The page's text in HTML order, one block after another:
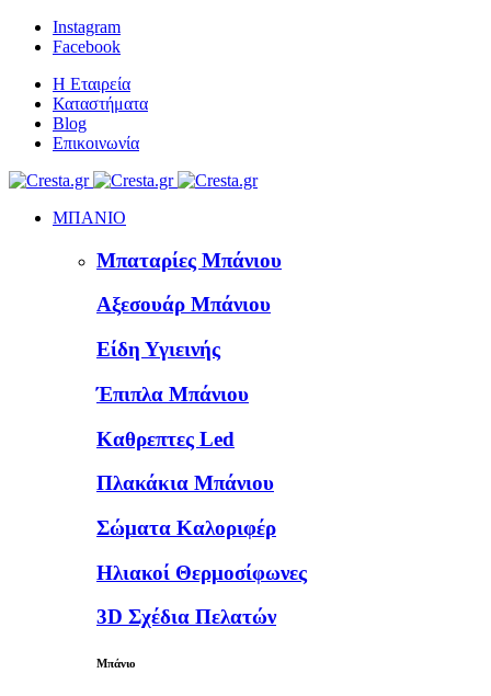
Instagram
Facebook
Η Εταιρεία
Καταστήματα
Blog
Επικοινωνία
ΜΠΑΝΙΟ
Μπαταρίες Μπάνιου
Αξεσουάρ Μπάνιου
Είδη Υγιεινής
Έπιπλα Μπάνιου
Καθρεπτες Led
Πλακάκια Μπάνιου
Σώματα Καλοριφέρ
Ηλιακοί Θερμοσίφωνες
3D Σχέδια Πελατών
Μπάνιο